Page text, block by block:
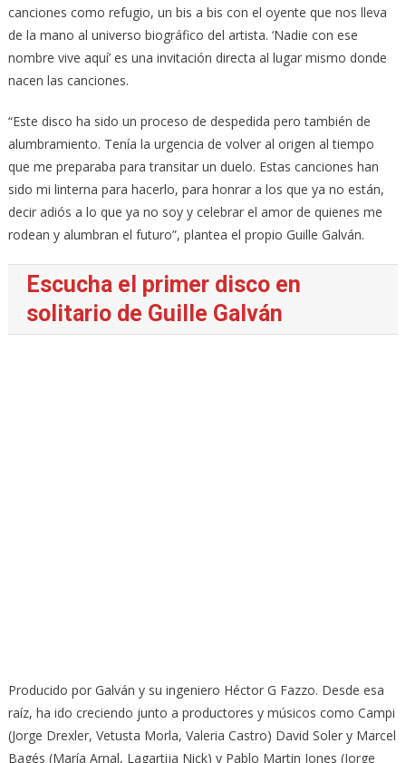
canciones como refugio, un bis a bis con el oyente que nos lleva
de la mano al universo biográfico del artista. ‘Nadie con ese
nombre vive aquí’ es una invitación directa al lugar mismo donde
nacen las canciones.
“Este disco ha sido un proceso de despedida pero también de
alumbramiento. Tenía la urgencia de volver al origen al tiempo
que me preparaba para transitar un duelo. Estas canciones han
sido mi linterna para hacerlo, para honrar a los que ya no están,
decir adiós a lo que ya no soy y celebrar el amor de quienes me
rodean y alumbran el futuro”, plantea el propio Guille Galván.
Escucha el primer disco en
solitario de Guille Galván
Producido por Galván y su ingeniero Héctor G Fazzo. Desde esa
raíz, ha ido creciendo junto a productores y músicos como Campi
(Jorge Drexler, Vetusta Morla, Valeria Castro) David Soler y Marcel
Bagés (María Arnal, Lagartija Nick) y Pablo Martin Jones (Jorge